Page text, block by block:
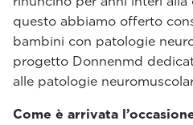
questo abbiamo offerto
bambini con patologie
progetto Donnenmd
alle patologie
Come è arrivata